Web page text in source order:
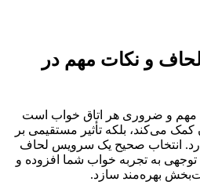
و نکات مهم در
مهم و ضروری هر اتاق خواب است
کمک می‌کند، بلکه تأثیر مستقیمی بر
انتخاب صحیح یک سرویس لحاف
به تجربه خواب شما افزوده و
بهره‌مند سازد.